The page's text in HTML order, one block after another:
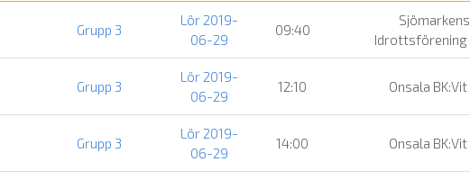
Grupp 3
Lör 2019-
06-29
09:40
Sjömarkens
Idrottsförening
Grupp 3
Lör 2019-
06-29
12:10 Onsala BK:Vit
Grupp 3
Lör 2019-
06-29
14:00 Onsala BK:Vit